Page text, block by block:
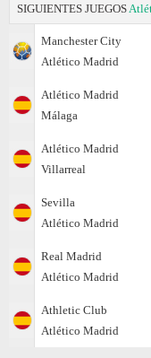
SIGUIENTES JUEGOS
Manchester City
Atlético Madrid
Atlético Madrid
Málaga
Atlético Madrid
Villarreal
Sevilla
Atlético Madrid
Real Madrid
Atlético Madrid
Athletic Club
Atlético Madrid